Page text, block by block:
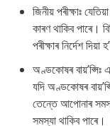
জিনীয় পৰীক্ষাঃ
কাৰণ থাকিব পাৰে।
পৰীক্ষাৰ নিৰ্দেশ দিয়া
অণ্ডকোষৰ বায়’প্সিঃ
যদি অণ্ডকোষৰ
তেন্তে আপোনাৰ
সমস্যা থাকিব পাৰে।